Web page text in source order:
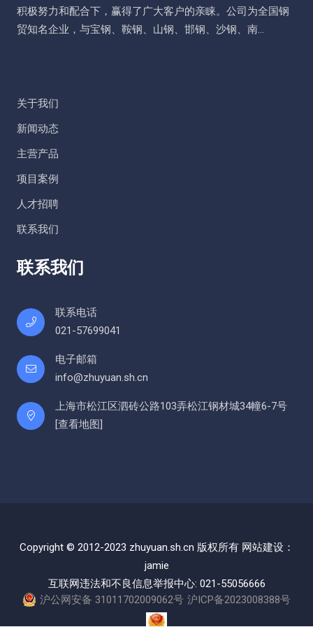
积极努力和配合下，赢得了广大客户的亲睐。公司为全国钢
贸知名企业，与宝钢、鞍钢、山钢、邯钢、沙钢、南...
关于我们
新闻动态
主营产品
项目案例
人才招聘
联系我们
联系我们
联系电话
021-57699041
电子邮箱
info@zhuyuan.sh.cn
上海市松江区泗砖公路103弄松江钢材城34幢6-7号
[查看地图]
Copyright © 2012-2023 zhuyuan.sh.cn 版权所有 网站建设：
jamie
互联网违法和不良信息举报中心: 021-55056666
沪公网安备 31011702009062号 沪ICP备2023008388号